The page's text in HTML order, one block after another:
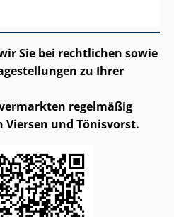
Sie bei rechtlichen sowie
zu Ihrer
regelmäßig
Viersen und Tönisvorst.